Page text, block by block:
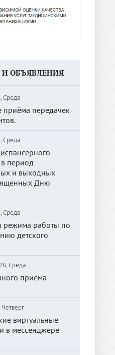
ОБЪЯВЛЕНИЯ
Среда
приёма передачек
Среда
период
и выходных
Дню
Среда
режима работы по
детского
Среда
приёма
виртуальные
в мессенджере